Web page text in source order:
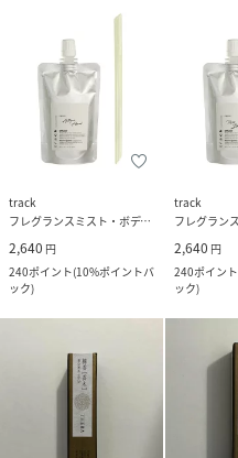
track
フレグランスミスト・ボディミスト
2,640 円
240ポイント(10%ポイントバ
ック)
track
2,640 円
240ポイント
ック)